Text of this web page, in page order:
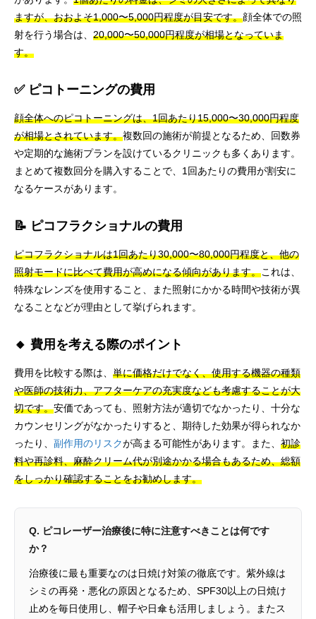
ますが、おおよそ1,000〜5,000円程度が目安です。顔全体での照
射を行う場合は、 20,000〜50,000円程度が相場となっていま
す。
✅ ピコトーニングの費用
顔全体へのピコトーニングは、1回あたり15,000〜30,000円程度
が相場とされています。複数回の施術が前提となるため、回数券
や定期的な施術プランを設けているクリニックも多くあります。
まとめて複数回分を購入することで、1回あたりの費用が割安に
なるケースがあります。
📝 ピコフラクショナルの費用
ピコフラクショナルは1回あたり30,000〜80,000円程度と、他の
照射モードに比べて費用が高めになる傾向があります。これは、
特殊なレンズを使用すること、また照射にかかる時間や技術が異
なることなどが理由として挙げられます。
🔸 費用を考える際のポイント
費用を比較する際は、 単に価格だけでなく、使用する機器の種類
や医師の技術力、アフターケアの充実度なども考慮することが大
切です。安価であっても、照射方法が適切でなかったり、十分な
カウンセリングがなかったりすると、期待した効果が得られなか
ったり、 副作用のリスクが高まる可能性があります。また、 初診
料や再診料、麻酔クリーム代が別途かかる場合もあるため、総額
をしっかり確認することをお勧めします。
Q. ピコレーザー治療後に特に注意すべきことは何です
か？
治療後に最も重要なのは日焼け対策の徹底です。紫外線は
シミの再発・悪化の原因となるため、SPF30以上の日焼け
止めを毎日使用し、帽子や日傘も活用しましょう。またス